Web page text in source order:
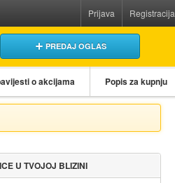
Prijava Registracija
PREDAJ OGLAS
o akcijama Popis za kupnju
U TVOJOJ BLIZINI